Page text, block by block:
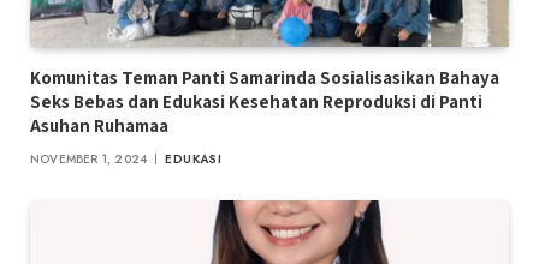
Komunitas Teman Panti Samarinda Sosialisasikan Bahaya
Seks Bebas dan Edukasi Kesehatan Reproduksi di Panti
Asuhan Ruhamaa
NOVEMBER 1, 2024 EDUKASI